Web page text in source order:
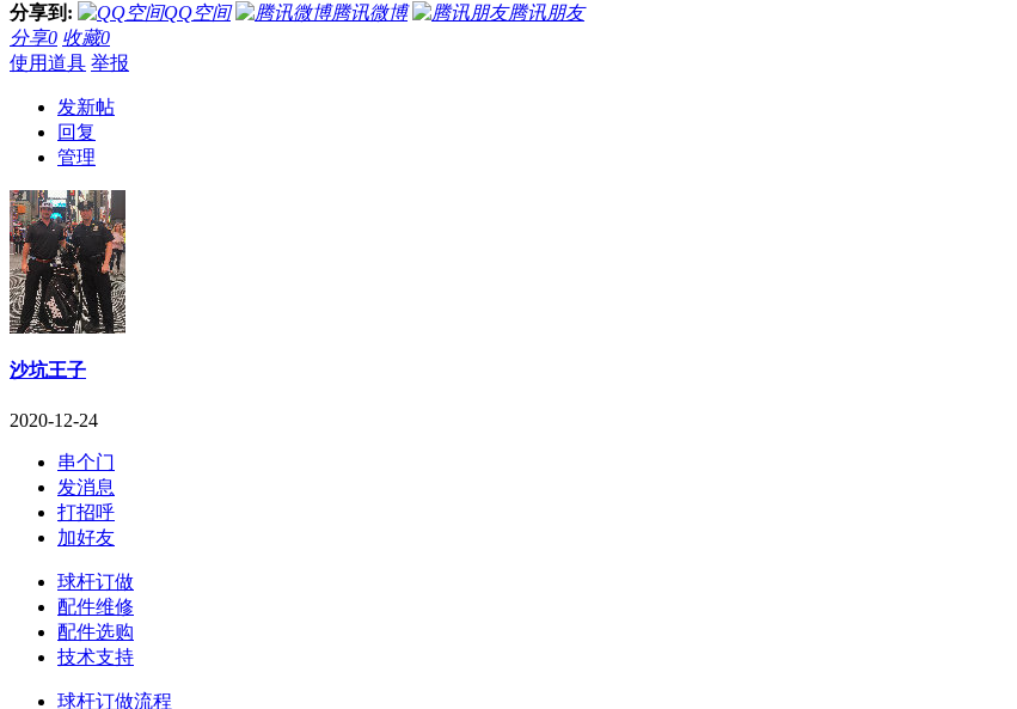
分享到:
QQ空间 腾讯微博
腾讯朋友
分享0 收藏0
使用道具 举报
发新帖
回复
管理
沙坑王子
2020-12-24
串个门
发消息
打招呼
加好友
球杆订做
配件维修
配件选购
技术支持
球杆订做流程